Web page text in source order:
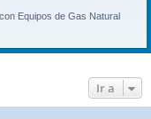
Equipos de Gas Natural
Ir a